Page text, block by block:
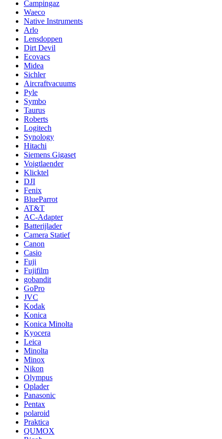
Campingaz
Waeco
Native Instruments
Arlo
Lensdoppen
Dirt Devil
Ecovacs
Midea
Sichler
Aircraftvacuums
Pyle
Symbo
Taurus
Roberts
Logitech
Synology
Hitachi
Siemens Gigaset
Voigtlaender
Klicktel
DJI
Fenix
BlueParrot
AT&T
AC-Adapter
Batterijlader
Camera Statief
Canon
Casio
Fuji
Fujifilm
gobandit
GoPro
JVC
Kodak
Konica
Konica Minolta
Kyocera
Leica
Minolta
Minox
Nikon
Olympus
Oplader
Panasonic
Pentax
polaroid
Praktica
QUMOX